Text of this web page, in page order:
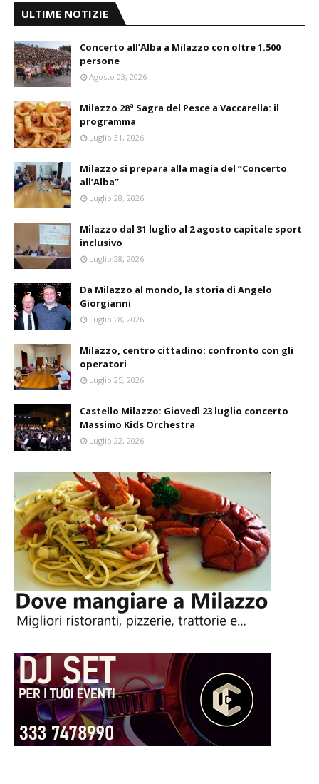
ULTIME NOTIZIE
Concerto all’Alba a Milazzo con oltre 1.500
persone
Agosto 03, 2026
Milazzo 28ª Sagra del Pesce a Vaccarella: il
programma
Luglio 31, 2026
Milazzo si prepara alla magia del “Concerto
all’Alba”
Luglio 28, 2026
Milazzo dal 31 luglio al 2 agosto capitale sport
inclusivo
Luglio 28, 2026
Da Milazzo al mondo, la storia di Angelo
Giorgianni
Luglio 28, 2026
Milazzo, centro cittadino: confronto con gli
operatori
Luglio 25, 2026
Castello Milazzo: Giovedì 23 luglio concerto
Massimo Kids Orchestra
Luglio 22, 2026